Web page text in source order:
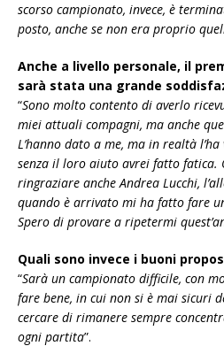
scorso campionato, invece, è
posto, anche se non era proprio
Anche a livello personale, il
sarà stata una grande
“Sono molto contento di averlo
miei attuali compagni, ma anche
L’hanno dato a me, ma in realtà
senza il loro aiuto avrei fatto fatica.
ringraziare anche Andrea Lucchi,
quando è arrivato mi ha fatto fare
Spero di provare a ripetermi
Quali sono invece i buoni
“Sarà un campionato difficile, con
fare bene, in cui non si è mai sicuri
cercare di rimanere sempre
ogni partita”.